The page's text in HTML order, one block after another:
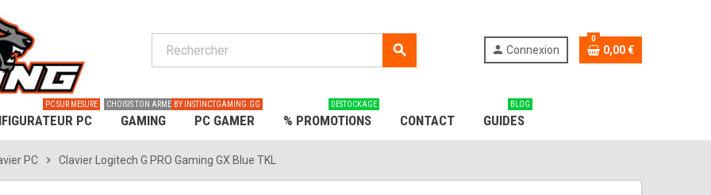
search person Connexion
0
0,00 €
PC
PC SUR MESURE
GAMING
CHOISIS TON ARME
PC GAMER
BY INSTINCTGAMING.GG
% PROMOTIONS
DESTOCKAGE
CONTACT GUIDES
BLOG
PC chevron_right Clavier Logitech G PRO Gaming GX Blue TKL